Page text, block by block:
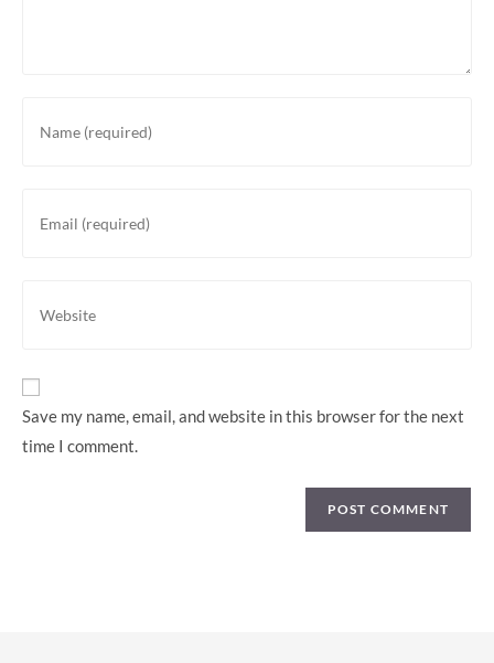
your
username
your
your
URL
Save my name, email, and website in this browser for the next
time I comment.